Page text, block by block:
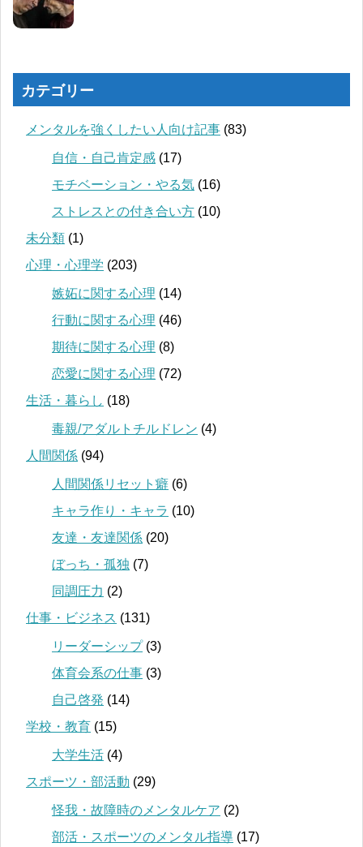
カテゴリー
メンタルを強くしたい人向け記事 (83)
自信・自己肯定感 (17)
モチベーション・やる気 (16)
ストレスとの付き合い方 (10)
未分類 (1)
心理・心理学 (203)
嫉妬に関する心理 (14)
行動に関する心理 (46)
期待に関する心理 (8)
恋愛に関する心理 (72)
生活・暮らし (18)
毒親/アダルトチルドレン (4)
人間関係 (94)
人間関係リセット癖 (6)
キャラ作り・キャラ (10)
友達・友達関係 (20)
ぼっち・孤独 (7)
同調圧力 (2)
仕事・ビジネス (131)
リーダーシップ(3)
体育会系の仕事 (3)
自己啓発 (14)
学校・教育 (15)
大学生活 (4)
スポーツ・部活動 (29)
怪我・故障時のメンタルケア (2)
部活・スポーツのメンタル指導 (17)